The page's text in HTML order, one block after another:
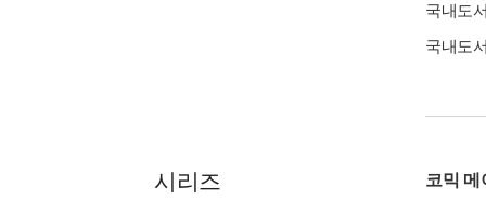
국내도
국내도
시리즈 코믹